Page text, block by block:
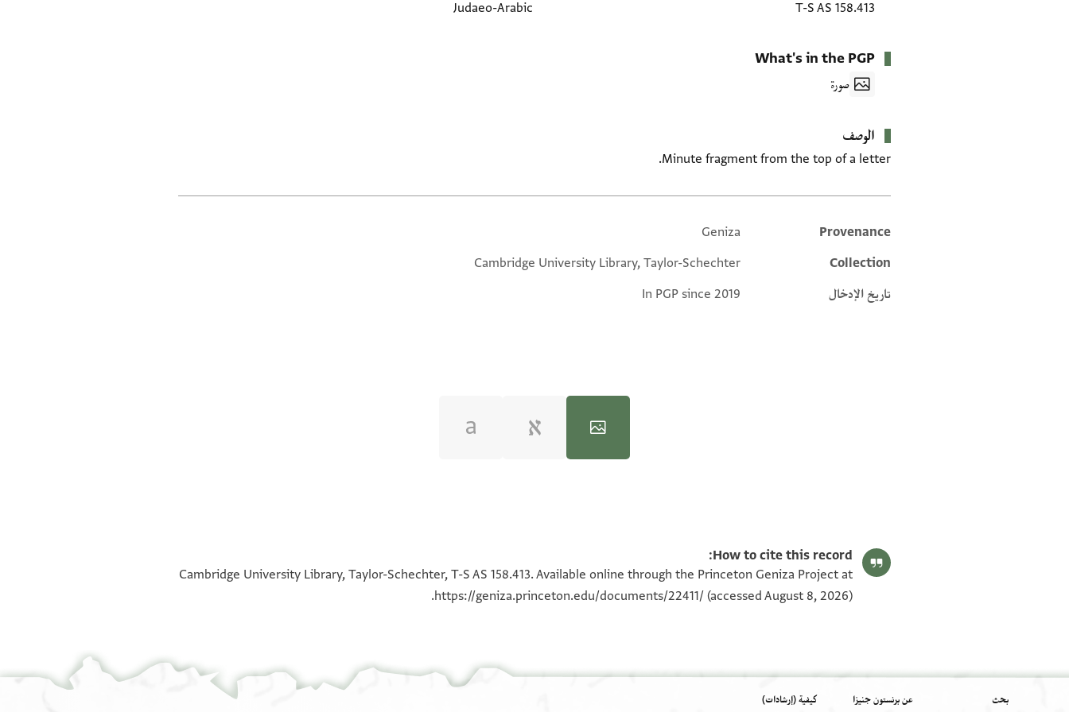
T-S AS 158.413
Judaeo-Arabic
What's in the PGP
صورة
الوصف
Minute fragment from the top of a letter.
Additional metadata
Provenance
Geniza
Collection
Cambridge University Library, Taylor-Schechter
تاريخ الإدخال
In PGP since 2019
100%
100%
How to cite this record:
Cambridge University Library, Taylor-Schechter, T-S AS 158.413. Available online through the Princeton Geniza Project at
https://geniza.princeton.edu/documents/22411/ (accessed August 8, 2026).
بحث عن برنستون جنيزا كيفية (إرشادات)